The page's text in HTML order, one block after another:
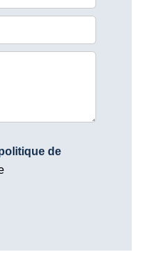
de